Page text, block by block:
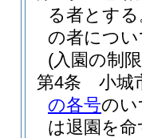
る者とす
の者につ
(入園の制
第4条
小城
の各号のい
は退園を